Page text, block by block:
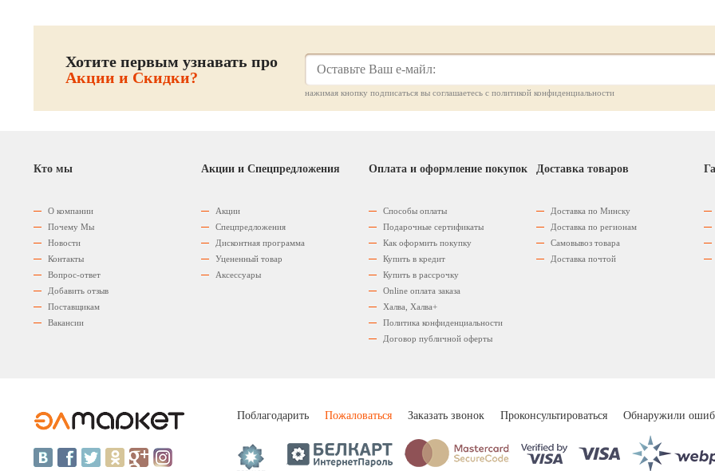
Хотите первым узнавать про
Акции и Скидки?
нажимая кнопку подписаться вы соглашаетесь с политикой конфиденциальности
Кто мы
О компании
Почему Мы
Новости
Контакты
Вопрос-ответ
Добавить отзыв
Поставщикам
Вакансии
Акции и Спецпредложения
Акции
Спецпредложения
Дисконтная программа
Уцененный товар
Аксессуары
Оплата и оформление покупок
Способы оплаты
Подарочные сертификаты
Как оформить покупку
Купить в кредит
Купить в рассрочку
Оnline оплата заказа
Халва, Халва+
Политика конфиденциальности
Договор публичной оферты
Доставка товаров
Доставка по Минску
Доставка по регионам
Самовывоз товара
Доставка почтой
Поблагодарить Пожаловаться Заказать звонок Проконсультироваться Обнаружили